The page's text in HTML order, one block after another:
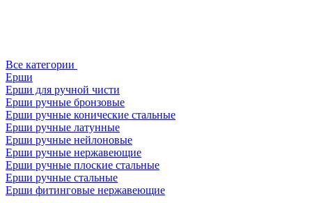
Все категории
Ерши
Ерши для ручной чисти
Ерши ручные бронзовые
Ерши ручные конические стальные
Ерши ручные латунные
Ерши ручные нейлоновые
Ерши ручные нержавеющие
Ерши ручные плоские стальные
Ерши ручные стальные
Ерши фитинговые нержавеющие